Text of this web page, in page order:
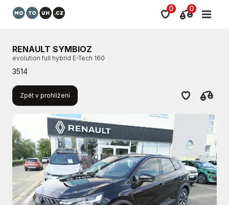
0 0
RENAULT SYMBIOZ
evolution full hybrid E-Tech 160
3514
Zpět v prohlížení